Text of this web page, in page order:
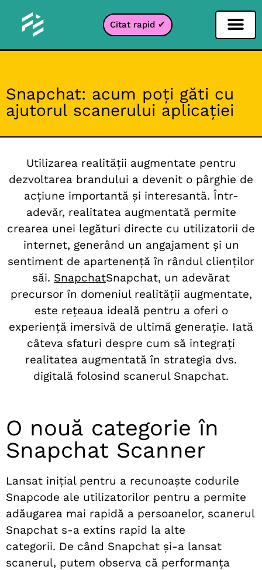
Citat rapid ✔
Snapchat: acum poți găti cu
ajutorul scanerului aplicației
Utilizarea realității augmentate pentru
dezvoltarea brandului a devenit o pârghie de
acțiune importantă și interesantă. Într-
adevăr, realitatea augmentată permite
crearea unei legături directe cu utilizatorii de
internet, generând un angajament și un
sentiment de apartenență în rândul clienților
săi. SnapchatSnapchat, un adevărat
precursor în domeniul realității augmentate,
este rețeaua ideală pentru a oferi o
experiență imersivă de ultimă generație. Iată
câteva sfaturi despre cum să integrați
realitatea augmentată în strategia dvs.
digitală folosind scanerul Snapchat.
O nouă categorie în
Snapchat Scanner
Lansat inițial pentru a recunoaște codurile
Snapcode ale utilizatorilor pentru a permite
adăugarea mai rapidă a persoanelor, scanerul
Snapchat s-a extins rapid la alte
categorii. De când Snapchat și-a lansat
scanerul, putem observa că performanța